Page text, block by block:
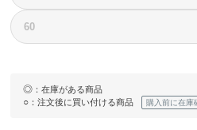
60
◎ ：在庫がある商品
○ ：注文後に買い付ける商品 購入前に在庫